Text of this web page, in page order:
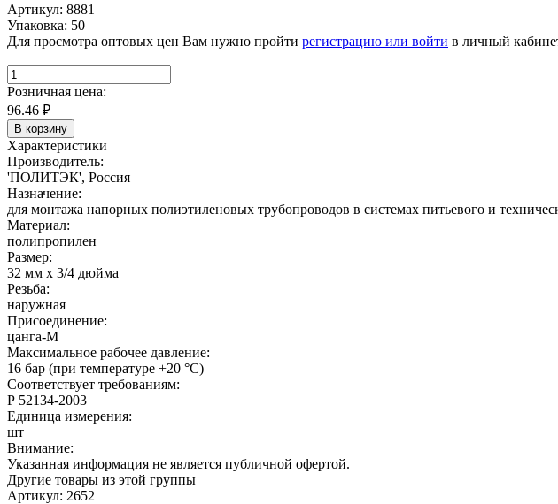
Артикул: 8881
Упаковка: 50
Для просмотра оптовых цен Вам нужно пройти регистрацию или войти в личный
Розничная цена:
96.46 ₽
В корзину
Характеристики
Производитель:
'ПОЛИТЭК', Россия
Назначение:
для монтажа напорных полиэтиленовых трубопроводов в системах питьевого и
Материал:
полипропилен
Размер:
32 мм х 3/4 дюйма
Резьба:
наружная
Присоединение:
цанга-M
Максимальное рабочее давление:
16 бар (при температуре +20 °C)
Соответствует требованиям:
Р 52134-2003
Единица измерения:
шт
Внимание:
Указанная информация не является публичной офертой.
Другие товары из этой группы
Артикул: 2652